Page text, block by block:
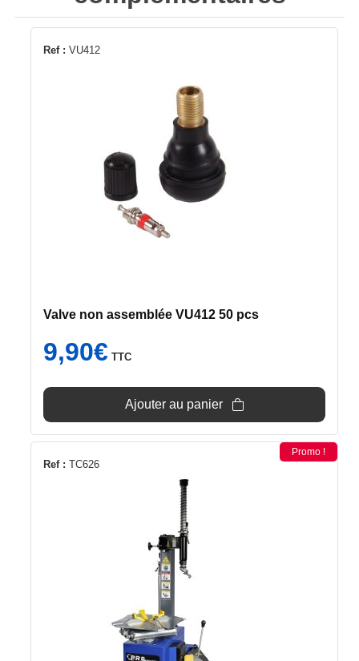
Ref : VU412
Valve non assemblée VU412 50 pcs
9,90€ TTC
Ajouter au panier
Ref : TC626
Promo !